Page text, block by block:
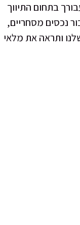
מלאי